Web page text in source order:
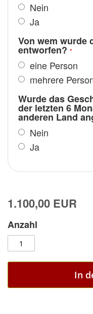
Nein
Ja
Von wem wurde
entworfen?
eine Person
mehrere
Wurde das
der letzten 6
anderen Land
Nein
Ja
1.100,00 EUR
Anzahl
In